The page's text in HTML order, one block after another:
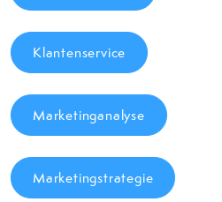
Klantenservice
Marketinganalyse
Marketingstrategie